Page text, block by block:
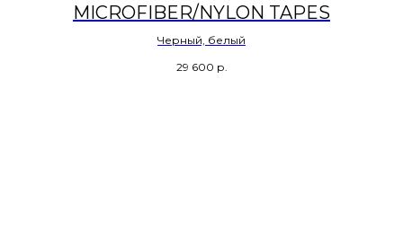
MICROFIBER/NYLON TAPES
Черный, белый
29 600 р.